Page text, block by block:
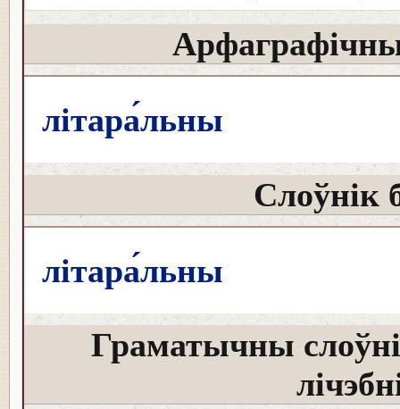
літара́льны
Слоўнік
літара́льны
Граматычны